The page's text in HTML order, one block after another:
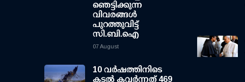
ഞെട്ടിക്കുന്ന
വിവരങ്ങള്‍
പുറത്തുവിട്ട്
സി.ബി.ഐ
07 August
10 വര്‍ഷത്തിനിടെ
കടല്‍ കവര്‍ന്നത് 469